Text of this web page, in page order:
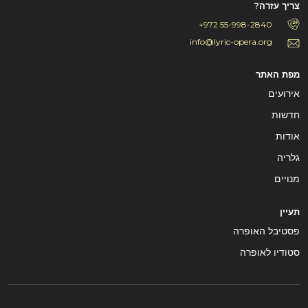
צריך עזרה?
+972 55-998-2840
info@lyric-opera.org
מפת האתר
אירועים
חדשות
אודות
גלריה
מנויים
תעיין
פסטיבל האופרה
סטודיו לאופרה